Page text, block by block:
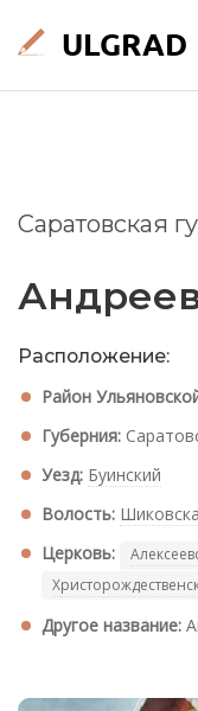
Саратовская
Расположение:
Район
Губерния:
Уезд: Буинский
Волость:
Церковь:
Другое название: